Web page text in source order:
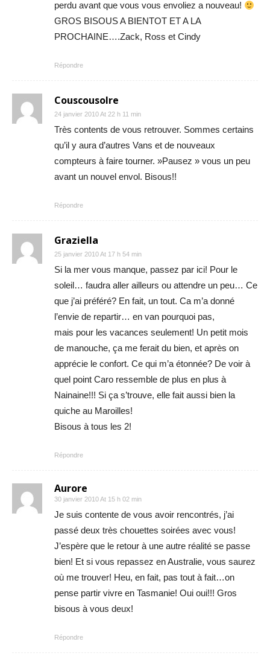
perdu avant que vous vous envoliez a nouveau!
GROS BISOUS A BIENTOT ET A LA
PROCHAINE….Zack, Ross et Cindy
Répondre
Couscousolre
24 janvier 2010 At 22 h 11 min
Très contents de vous retrouver. Sommes certains
qu’il y aura d’autres Vans et de nouveaux
compteurs à faire tourner. »Pausez » vous un peu
avant un nouvel envol. Bisous!!
Répondre
Graziella
25 janvier 2010 At 17 h 54 min
Si la mer vous manque, passez par ici! Pour le
soleil… faudra aller ailleurs ou attendre un peu… Ce
que j’ai préféré? En fait, un tout. Ca m’a donné
l’envie de repartir… en van pourquoi pas,
mais pour les vacances seulement! Un petit mois
de manouche, ça me ferait du bien, et après on
apprécie le confort. Ce qui m’a étonnée? De voir à
quel point Caro ressemble de plus en plus à
Nainaine!!! Si ça s’trouve, elle fait aussi bien la
quiche au Maroilles!
Bisous à tous les 2!
Répondre
Aurore
30 janvier 2010 At 15 h 02 min
Je suis contente de vous avoir rencontrés, j’ai
passé deux très chouettes soirées avec vous!
J’espère que le retour à une autre réalité se passe
bien! Et si vous repassez en Australie, vous saurez
où me trouver! Heu, en fait, pas tout à fait…on
pense partir vivre en Tasmanie! Oui oui!!! Gros
bisous à vous deux!
Répondre